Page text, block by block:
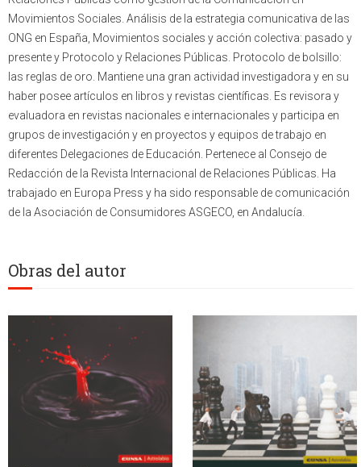
Movimientos Sociales. Análisis de la estrategia comunicativa de las
ONG en España, Movimientos sociales y acción colectiva: pasado y
presente y Protocolo y Relaciones Públicas. Protocolo de bolsillo:
las reglas de oro. Mantiene una gran actividad investigadora y en su
haber posee artículos en libros y revistas científicas. Es revisora y
evaluadora en revistas nacionales e internacionales y participa en
grupos de investigación y en proyectos y equipos de trabajo en
diferentes Delegaciones de Educación. Pertenece al Consejo de
Redacción de la Revista Internacional de Relaciones Públicas. Ha
trabajado en Europa Press y ha sido responsable de comunicación
de la Asociación de Consumidores ASGECO, en Andalucía.
Obras del autor